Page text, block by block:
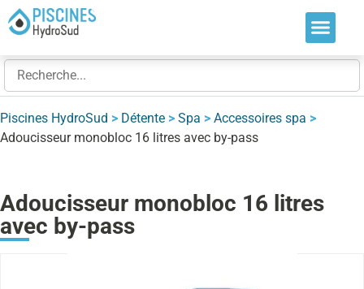
Piscines HydroSud > Détente > Spa > Accessoires spa >
Adoucisseur monobloc 16 litres avec by-pass
Adoucisseur monobloc 16 litres
avec by-pass